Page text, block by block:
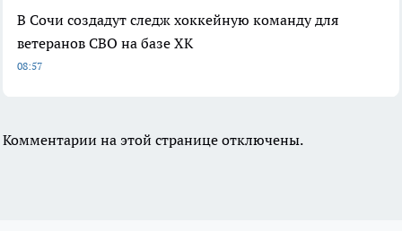
В Сочи создадут следж хоккейную команду для
ветеранов СВО на базе ХК
08:57
Комментарии на этой странице отключены.